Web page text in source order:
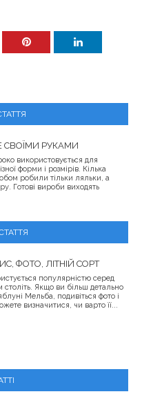
СВОЇМИ РУКАМИ
використовується для
форми і розмірів. Кілька
робили тільки ляльки, а
Готові вироби виходять
ФОТО, ЛІТНІЙ СОРТ
популярністю серед
століть. Якщо ви більш детально
Мельба, подивіться фото і
визначитися, чи варто її...